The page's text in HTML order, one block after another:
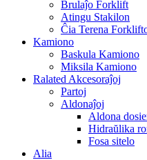
Brulaĵo Forklift
Atingu Stakilon
Ĉia Terena
Kamiono
Baskula Kamiono
Miksila Kamiono
Ralated Akcesoraĵoj
Partoj
Aldonaĵoj
Aldona
Hidraŭlika
Fosa sitelo
Alia